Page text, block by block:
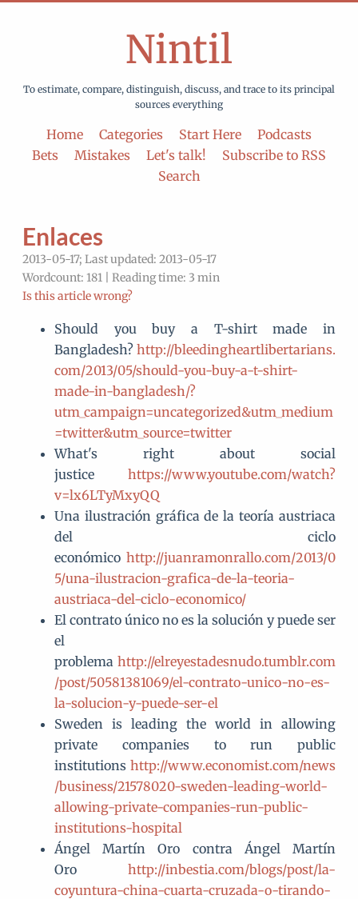
Nintil
To estimate, compare, distinguish, discuss, and trace to its principal
sources everything
Home Categories Start Here
Podcasts
Bets
Mistakes Let's talk!
Subscribe to RSS
Search
Enlaces
2013-05-17; Last updated: 2013-05-17
Wordcount: 181 | Reading time: 3 min
Is this article wrong?
Should you buy a T-shirt made in
Bangladesh? http://bleedingheartlibertarians.
com/2013/05/should-you-buy-a-t-shirt-
made-in-bangladesh/?
utm_campaign=uncategorized&utm_medium
=twitter&utm_source=twitter
What's right about social
justice https://www.youtube.com/watch?
v=lx6LTyMxyQQ
Una ilustración gráfica de la teoría austriaca
del ciclo
económico http://juanramonrallo.com/2013/0
5/una-ilustracion-grafica-de-la-teoria-
austriaca-del-ciclo-economico/
El contrato único no es la solución y puede ser
el
problema http://elreyestadesnudo.tumblr.com
/post/50581381069/el-contrato-unico-no-es-
la-solucion-y-puede-ser-el
Sweden is leading the world in allowing
private companies to run public
institutions http://www.economist.com/news
/business/21578020-sweden-leading-world-
allowing-private-companies-run-public-
institutions-hospital
Ángel Martín Oro contra Ángel Martín
Oro http://inbestia.com/blogs/post/la-
coyuntura-china-cuarta-cruzada-o-tirando-